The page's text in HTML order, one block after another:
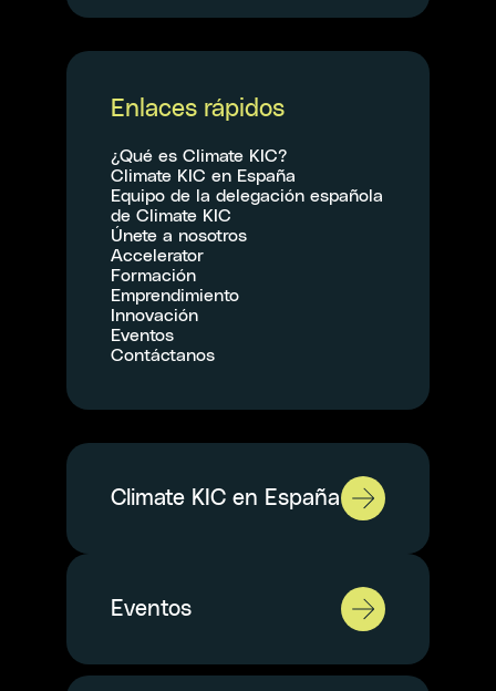
Enlaces rápidos
¿Qué es Climate KIC?
Climate KIC en España
Equipo de la delegación española
de Climate KIC
Únete a nosotros
Accelerator
Formación
Emprendimiento
Innovación
Eventos
Contáctanos
Climate KIC en España
Eventos